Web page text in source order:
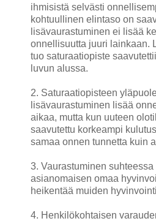
ihmisistä selvästi
kohtuullinen elintaso on
lisävaurastuminen ei lisää
onnellisuutta juuri lainkaan.
tuo saturaatiopiste
luvun alussa.
2. Saturaatiopisteen
lisävaurastuminen lisää
aikaa, mutta kun uuteen
saavutettu korkeampi
samaa onnen tunnetta kuin
3. Vaurastuminen
asianomaisen omaa
heikentää muiden
4. Henkilökohtaisen